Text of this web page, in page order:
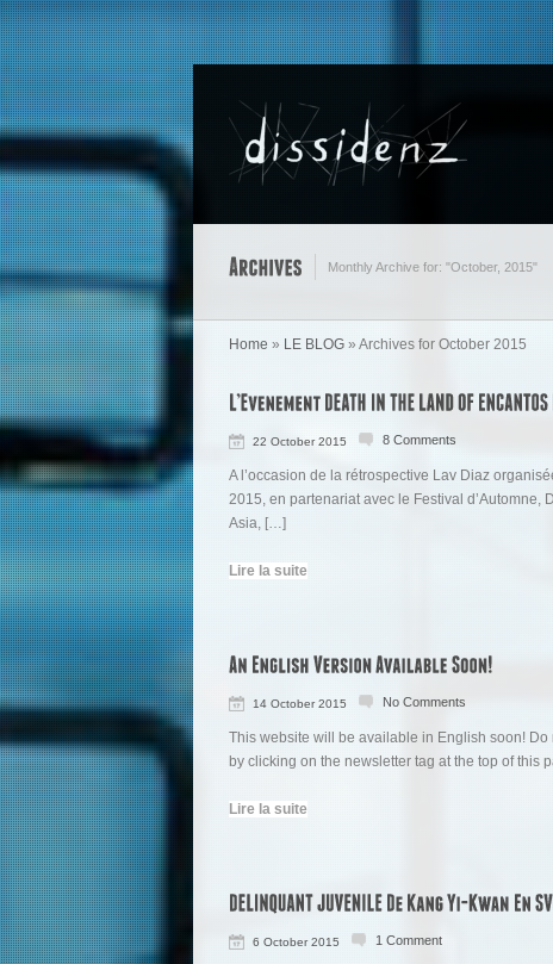
Monthly Archive for: "October, 2015"
Home » LE BLOG » Archives for October 2015
22 October 2015 8 Comments
A l’occasion de la rétrospective Lav Diaz
2015, en partenariat avec le Festival
Asia, […]
Lire la suite
14 October 2015 No Comments
This website will be available in English soon!
by clicking on the newsletter tag at the top of
Lire la suite
6 October 2015 1 Comment